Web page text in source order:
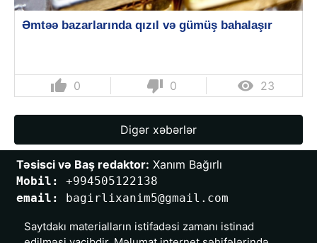
Əmtəə bazarlarında qızıl və gümüş bahalaşır
thumb_up 0 thumb_down 0  23
Digər xəbərlər
Təsisci və Baş redaktor: Xanım Bağırlı
Mobil: +994505122138
email:
bagirlixanim5@gmail.com
Saytdakı materialların istifadəsi zamanı istinad